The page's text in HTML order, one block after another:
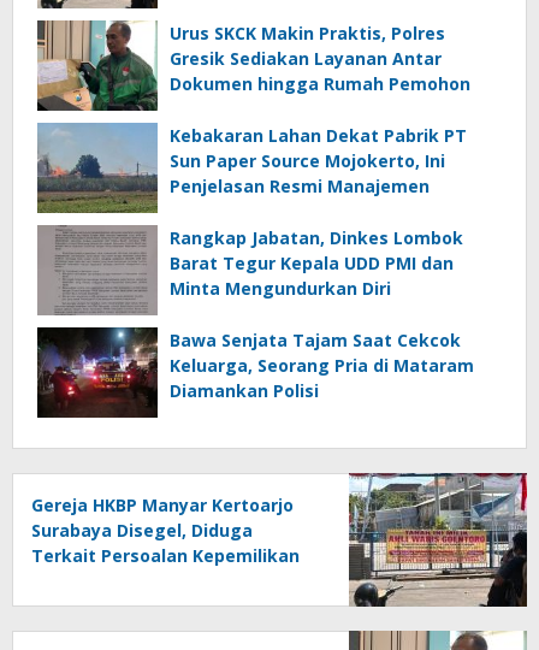
Urus SKCK Makin Praktis, Polres
Gresik Sediakan Layanan Antar
Dokumen hingga Rumah Pemohon
Kebakaran Lahan Dekat Pabrik PT
Sun Paper Source Mojokerto, Ini
Penjelasan Resmi Manajemen
Rangkap Jabatan, Dinkes Lombok
Barat Tegur Kepala UDD PMI dan
Minta Mengundurkan Diri
Bawa Senjata Tajam Saat Cekcok
Keluarga, Seorang Pria di Mataram
Diamankan Polisi
Gereja HKBP Manyar Kertoarjo
Surabaya Disegel, Diduga
Terkait Persoalan Kepemilikan